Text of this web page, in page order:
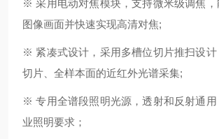
※ 采用电动对焦模块，支持微米级调焦
图像画面并快速实现高清对焦;
※ 紧凑式设计，采用多槽位切片推扫设计
切片、全样本面的近红外光谱采集;
※ 专用全谱段照明光源，透射和反射通
业照明要求；